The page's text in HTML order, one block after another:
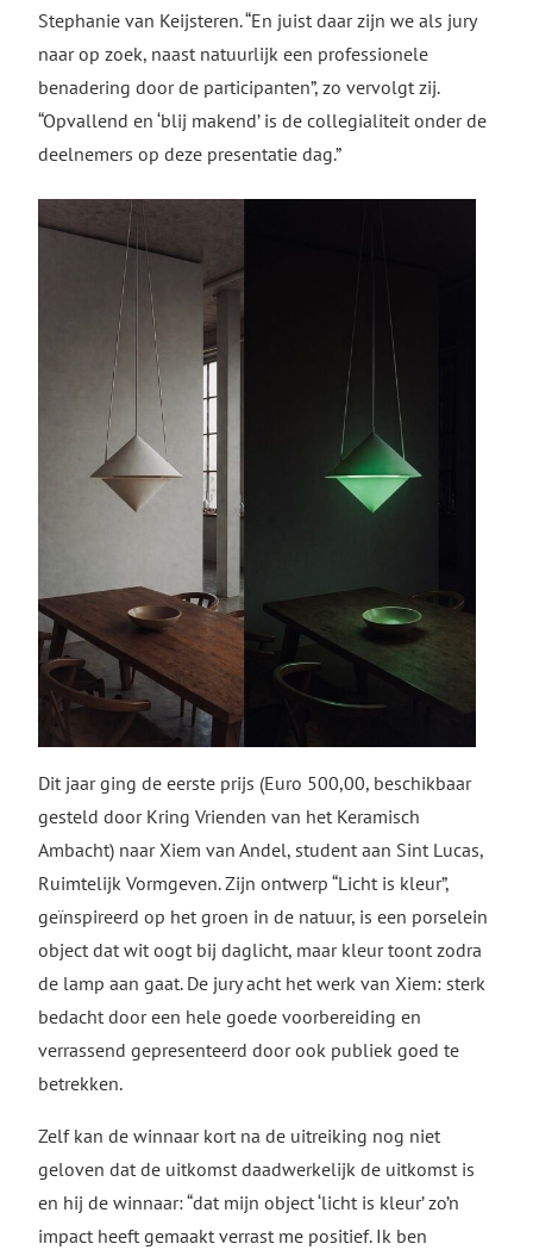
Stephanie van Keijsteren. “En juist daar zijn we als jury
naar op zoek, naast natuurlijk een professionele
benadering door de participanten”, zo vervolgt zij.
“Opvallend en ‘blij makend’ is de collegialiteit onder de
deelnemers op deze presentatie dag.”
Dit jaar ging de eerste prijs (Euro 500,00, beschikbaar
gesteld door Kring Vrienden van het Keramisch
Ambacht) naar Xiem van Andel, student aan Sint Lucas,
Ruimtelijk Vormgeven. Zijn ontwerp “Licht is kleur”,
geïnspireerd op het groen in de natuur, is een porselein
object dat wit oogt bij daglicht, maar kleur toont zodra
de lamp aan gaat. De jury acht het werk van Xiem: sterk
bedacht door een hele goede voorbereiding en
verrassend gepresenteerd door ook publiek goed te
betrekken.
Zelf kan de winnaar kort na de uitreiking nog niet
geloven dat de uitkomst daadwerkelijk de uitkomst is
en hij de winnaar: “dat mijn object ‘licht is kleur’ zo’n
impact heeft gemaakt verrast me positief. Ik ben